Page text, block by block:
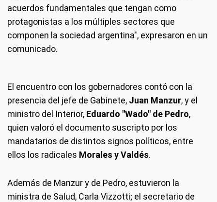
acuerdos fundamentales que tengan como
protagonistas a los múltiples sectores que
componen la sociedad argentina", expresaron en un
comunicado.
El encuentro con los gobernadores contó con la
presencia del jefe de Gabinete, Juan Manzur, y el
ministro del Interior, Eduardo "Wado" de Pedro,
quien valoró el documento suscripto por los
mandatarios de distintos signos políticos, entre
ellos los radicales Morales y Valdés.
Además de Manzur y de Pedro, estuvieron la
ministra de Salud, Carla Vizzotti; el secretario de